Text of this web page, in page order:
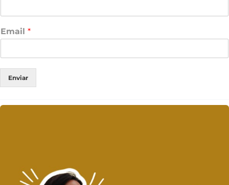
Email *
Enviar